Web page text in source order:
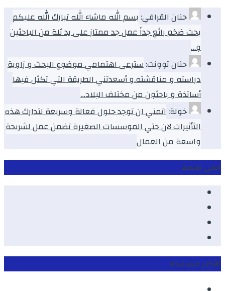
حنان القرافي: بسم الله ماشاء الله تبارك الله عليكم
بحث ضخم رائع جداً عمل جد ممتاز على يد ثلة من الباحثين
و…
حنان توونت:سترعى اهتمامي موضوع البحث و زاوية
دراسته و مناقشته.و أسعدتني الطريقة التي تكثل فيها
أساتذة و باحثون من مختلف البلاد…
خولة:اتمني ان توجد حلول فعالة وسريعة لتدارك هذه
الثأثيرات لان حتي الموسسات الصغيرة تضمن عمل لشريحة
واسعة من العمال
ابقى متصلا
الأكثر مشاهدة